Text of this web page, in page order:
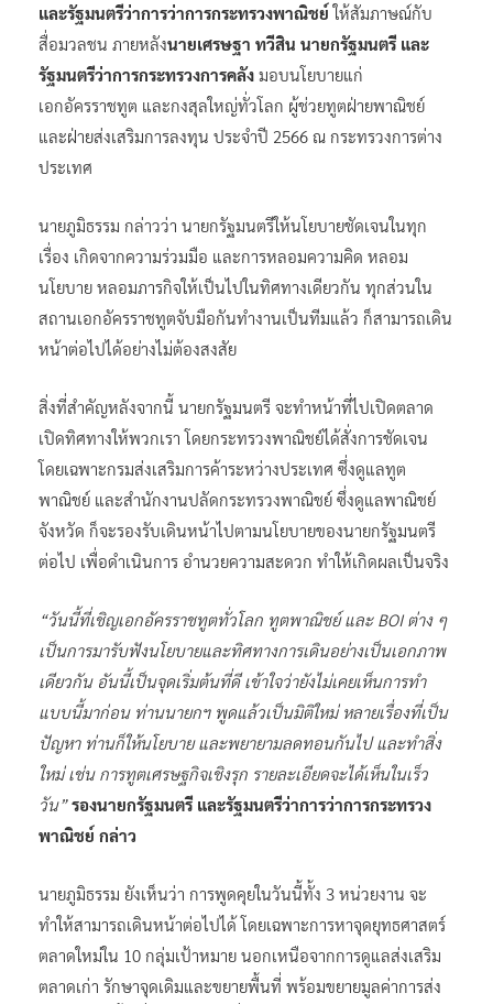
และรัฐมนตรีว่าการว่าการกระทรวงพาณิชย์ให้สัมภาษณ์กับ
สื่อมวลชน ภายหลังนายเศรษฐา ทวีสิน นายกรัฐมนตรี และ
รัฐมนตรีว่าการกระทรวงการคลัง มอบนโยบายแก่
เอกอัครราชทูต และกงสุลใหญ่ทั่วโลก ผู้ช่วยทูตฝ่ายพาณิชย์
และฝ่ายส่งเสริมการลงทุน ประจำปี 2566 ณ กระทรวงการต่าง
ประเทศ
นายภูมิธรรม กล่าวว่า นายกรัฐมนตรีให้นโยบายชัดเจนในทุก
เรื่อง เกิดจากความร่วมมือ และการหลอมความคิด หลอม
นโยบาย หลอมภารกิจให้เป็นไปในทิศทางเดียวกัน ทุกส่วนใน
สถานเอกอัครราชทูตจับมือกันทำงานเป็นทีมแล้ว ก็สามารถเดิน
หน้าต่อไปได้อย่างไม่ต้องสงสัย
สิ่งที่สำคัญหลังจากนี้ นายกรัฐมนตรี จะทำหน้าที่ไปเปิดตลาด
เปิดทิศทางให้พวกเรา โดยกระทรวงพาณิชย์ได้สั่งการชัดเจน
โดยเฉพาะกรมส่งเสริมการค้าระหว่างประเทศ ซึ่งดูแลทูต
พาณิชย์ และสำนักงานปลัดกระทรวงพาณิชย์ ซึ่งดูแลพาณิชย์
จังหวัด ก็จะรองรับเดินหน้าไปตามนโยบายของนายกรัฐมนตรี
ต่อไป เพื่อดำเนินการ อำนวยความสะดวก ทำให้เกิดผลเป็นจริง
“วันนี้ที่เชิญเอกอัครราชทูตทั่วโลก ทูตพาณิชย์ และ BOI ต่าง ๆ
เป็นการมารับฟังนโยบายและทิศทางการเดินอย่างเป็นเอกภาพ
เดียวกัน อันนี้เป็นจุดเริ่มต้นที่ดี เข้าใจว่ายังไม่เคยเห็นการทำ
แบบนี้มาก่อน ท่านนายกฯ พูดแล้วเป็นมิติใหม่ หลายเรื่องที่เป็น
ปัญหา ท่านก็ให้นโยบาย และพยายามลดทอนกันไป และทำสิ่ง
ใหม่ เช่น การทูตเศรษฐกิจเชิงรุก รายละเอียดจะได้เห็นในเร็ว
วัน” รองนายกรัฐมนตรี และรัฐมนตรีว่าการว่าการกระทรวง
พาณิชย์ กล่าว
นายภูมิธรรม ยังเห็นว่า การพูดคุยในวันนี้ทั้ง 3 หน่วยงาน จะ
ทำให้สามารถเดินหน้าต่อไปได้ โดยเฉพาะการหาจุดยุทธศาสตร์
ตลาดใหม่ใน 10 กลุ่มเป้าหมาย นอกเหนือจากการดูแลส่งเสริม
ตลาดเก่า รักษาจุดเดิมและขยายพื้นที่ พร้อมขยายมูลค่าการส่ง